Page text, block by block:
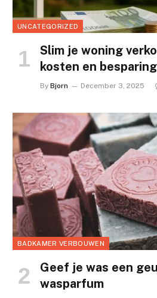
UNCATEGORIZED
Slim je woning
kosten en
By Bjorn December 3, 2025
BADKAMER VERBOUWEN
Geef je was een
wasparfum